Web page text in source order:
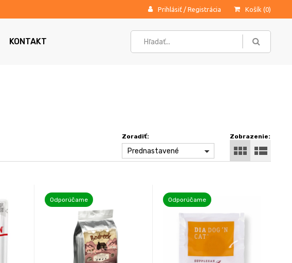
Prihlásiť / Registrácia Košík (0)
KONTAKT
Zobrazenie:
Zoradiť:
Prednastavené
Odporúčame Odporúčame